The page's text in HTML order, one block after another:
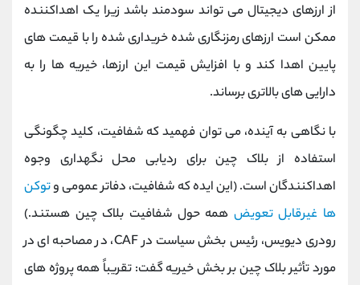
از ارزهای دیجیتال می تواند سودمند باشد زیرا یک اهداکننده
ممکن است ارزهای رمزنگاری شده خریداری شده را با قیمت های
پایین اهدا کند و با افزایش قیمت این ارزها، خیریه ها را به
دارایی های بالاتری برساند.
با نگاهی به آینده، می توان فهمید که شفافیت، کلید چگونگی
استفاده از بلاک چین برای ردیابی محل نگهداری وجوه
اهداکنندگان است. (این ایده که شفافیت، دفاتر عمومی وتوکن
ها غیرقابل تعویض همه حول شفافیت بلاک چین هستند.)
رودری دیویس، رئیس بخش سیاست در CAF، در مصاحبه ‌ای در
مورد تأثیر بلاک چین بر بخش خیریه گفت: تقریباً همه پروژه‌ های